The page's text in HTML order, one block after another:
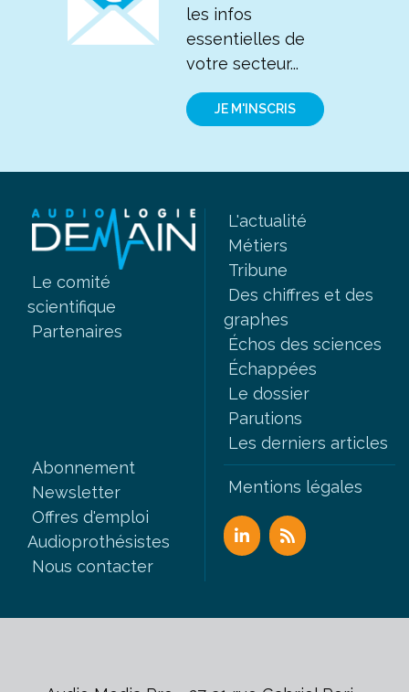
les infos
essentielles de
votre secteur...
JE M'INSCRIS
Le comité
scientifique
Partenaires
L'actualité
Métiers
Tribune
Des chiffres et des
graphes
Échos des sciences
Échappées
Le dossier
Parutions
Les derniers articles
Abonnement
Newsletter
Offres d'emploi
Audioprothésistes
Nous contacter
Mentions légales